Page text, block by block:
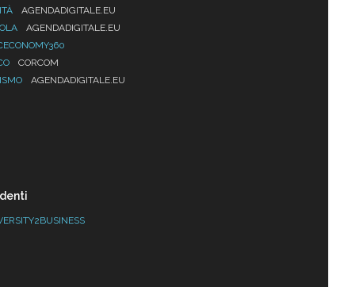
AGENDADIGITALE.EU
AGENDADIGITALE.EU
CORCOM
AGENDADIGITALE.EU